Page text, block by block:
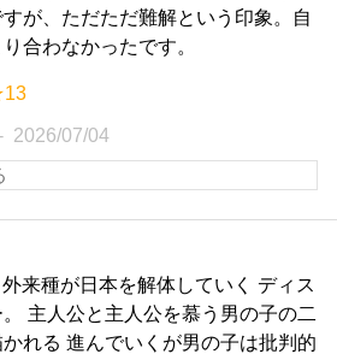
が、ただただ難解という印象。自
合わなかったです。
2026/07/04
来種が日本を解体していく ディス
。 主人公と主人公を慕う男の子の二
れる 進んでいくが男の子は批判的